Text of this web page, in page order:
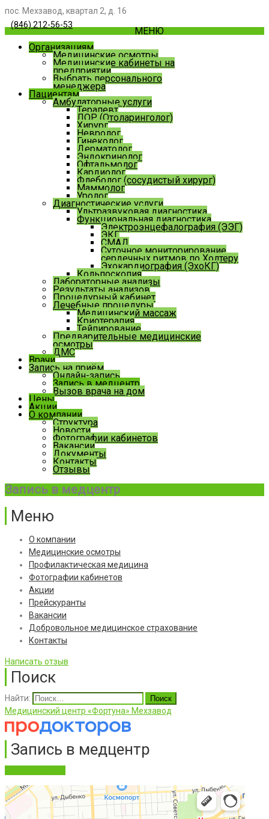
пос. Мехзавод, квартал 2, д. 16
(846) 212-56-53
МЕНЮ
Организациям
Медицинские осмотры
Медицинские кабинеты на
предприятии
Выбрать персонального
менеджера
Пациентам
Амбулаторные услуги
Терапевт
ЛОР (Отоларинголог)
Хирург
Невролог
Гинеколог
Дерматолог
Эндокринолог
Офтальмолог
Кардиолог
Флеболог (сосудистый хирург)
Маммолог
Уролог
Диагностические услуги
Ультразвуковая диагностика
Функциональная диагностика
Электроэнцефалография (ЭЭГ)
ЭКГ
СМАД
Суточное мониторирование
сердечных ритмов по Холтеру
Эхокардиография (ЭхоКГ)
Кольпоскопия
Лабораторные анализы
Результаты анализов
Процедурный кабинет
Лечебные процедуры
Медицинский массаж
Криотерапия
Тейпирование
Предварительные медицинские
осмотры
ДМС
Врачи
Запись на приём
Онлайн-запись
Запись в медцентр
Вызов врача на дом
Цены
Акции
О компании
Структура
Новости
Фотографии кабинетов
Вакансии
Документы
Контакты
Отзывы
Запись в медцентр
Меню
О компании
Медицинские осмотры
Профилактическая медицина
Фотографии кабинетов
Акции
Прейскуранты
Вакансии
Добровольное медицинское страхование
Контакты
Написать отзыв
Поиск
Найти:
Медицинский центр «Фортуна» Мехзавод
Запись в медцентр